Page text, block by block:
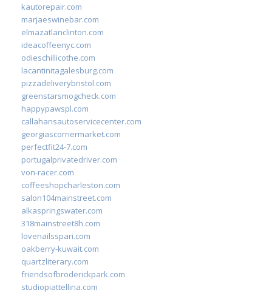
kautorepair.com
marjaeswinebar.com
elmazatlanclinton.com
ideacoffeenyc.com
odieschillicothe.com
lacantinitagalesburg.com
pizzadeliverybristol.com
greenstarsmogcheck.com
happypawspl.com
callahansautoservicecenter.com
georgiascornermarket.com
perfectfit24-7.com
portugalprivatedriver.com
von-racer.com
coffeeshopcharleston.com
salon104mainstreet.com
alkaspringswater.com
318mainstreet8h.com
lovenailsspari.com
oakberry-kuwait.com
quartzliterary.com
friendsofbroderickpark.com
studiopiattellina.com